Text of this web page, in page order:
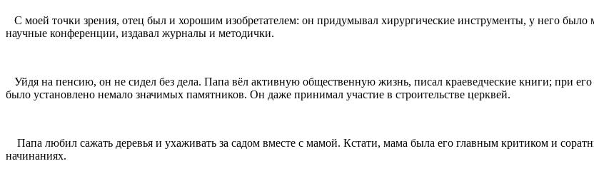
С моей точки зрения, отец был и хорошим изобретателем: он придумывал хирургические инструменты, у него
научные конференции, издавал журналы и методички.
Уйдя на пенсию, он не сидел без дела. Папа вёл активную общественную жизнь, писал краеведческие книги; при
было установлено немало значимых памятников. Он даже принимал участие в строительстве церквей.
Папа любил сажать деревья и ухаживать за садом вместе с мамой. Кстати, мама была его главным критиком и
начинаниях.